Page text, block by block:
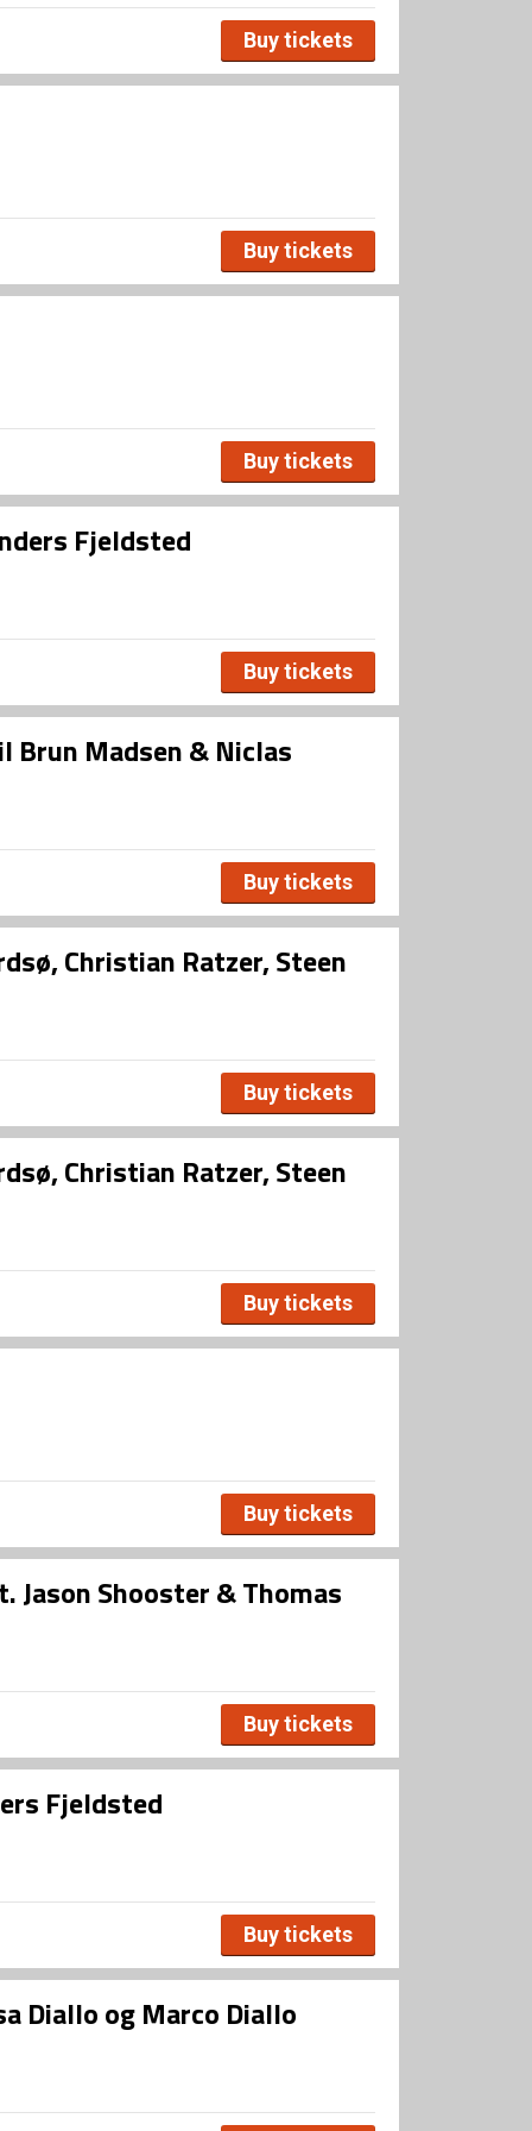
Buy tickets
Buy tickets
Buy tickets
Fjeldsted
Buy tickets
Brun Madsen & Niclas
Buy tickets
Christian Ratzer, Steen
Buy tickets
Christian Ratzer, Steen
Buy tickets
Buy tickets
Jason Shooster & Thomas
Buy tickets
Fjeldsted
Buy tickets
Diallo og Marco Diallo